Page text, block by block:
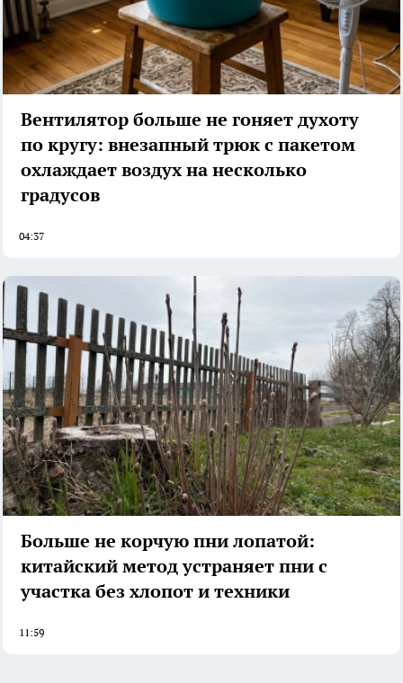
Вентилятор больше не гоняет духоту
по кругу: внезапный трюк с пакетом
охлаждает воздух на несколько
градусов
04:37
Больше не корчую пни лопатой:
китайский метод устраняет пни с
участка без хлопот и техники
11:59